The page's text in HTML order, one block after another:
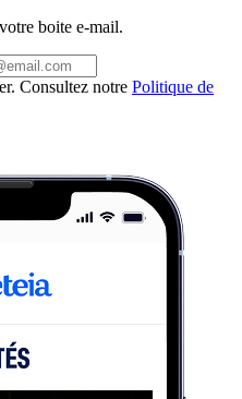
boite e-mail.
Consultez notre Politique de